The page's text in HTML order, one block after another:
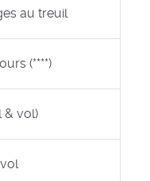
au treuil
(****)
& vol)